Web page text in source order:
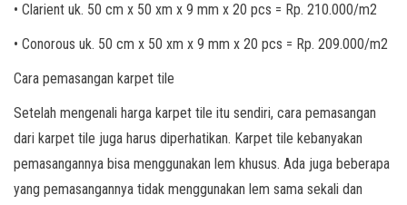
• Clarient uk. 50 cm x 50 xm x 9 mm x 20 pcs = Rp. 210.000/m2
• Conorous uk. 50 cm x 50 xm x 9 mm x 20 pcs = Rp. 209.000/m2
Cara pemasangan karpet tile
Setelah mengenali harga karpet tile itu sendiri, cara pemasangan
dari karpet tile juga harus diperhatikan. Karpet tile kebanyakan
pemasangannya bisa menggunakan lem khusus. Ada juga beberapa
yang pemasangannya tidak menggunakan lem sama sekali dan